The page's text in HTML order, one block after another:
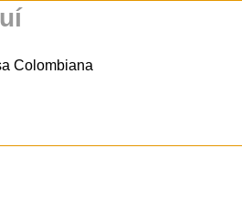
Colombiana